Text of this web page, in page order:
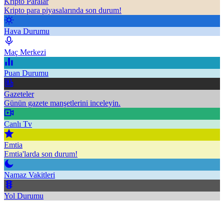
Kripto para piyasalarında son durum!
Hava Durumu
Maç Merkezi
Puan Durumu
Gazeteler
Günün gazete manşetlerini inceleyin.
Canlı Tv
Emtia
Emtia'larda son durum!
Namaz Vakitleri
Yol Durumu